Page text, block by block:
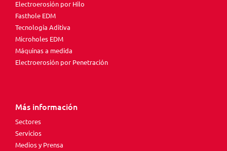
Electroerosión por Hilo
Fasthole EDM
Tecnología Aditiva
Microholes EDM
Máquinas a medida
Electroerosión por Penetración
Más información
Sectores
Servicios
Medios y Prensa